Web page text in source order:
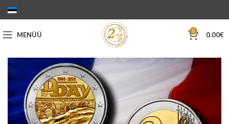
MENÜÜ 0 0.00€